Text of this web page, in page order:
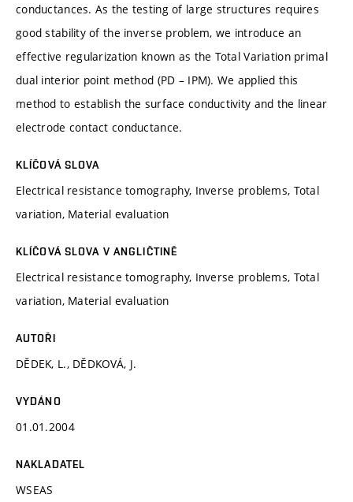
conductances. As the testing of large structures requires
good stability of the inverse problem, we introduce an
effective regularization known as the Total Variation primal
dual interior point method (PD – IPM). We applied this
method to establish the surface conductivity and the linear
electrode contact conductance.
KLÍČOVÁ SLOVA
Electrical resistance tomography, Inverse problems, Total
variation, Material evaluation
KLÍČOVÁ SLOVA V ANGLIČTINĚ
Electrical resistance tomography, Inverse problems, Total
variation, Material evaluation
AUTOŘI
DĚDEK, L., DĚDKOVÁ, J.
VYDÁNO
01.01.2004
NAKLADATEL
WSEAS